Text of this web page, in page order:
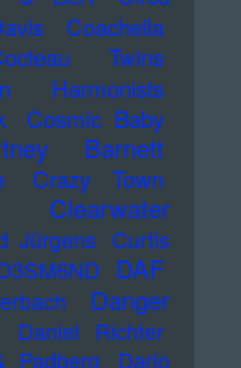
Coachella
Twins
Harmonists
Cosmic Baby
Barnett
Crazy Town
Clearwater
Jürgens Curtis
DAF
Danger
Daniel Richter
Padberg
Dario